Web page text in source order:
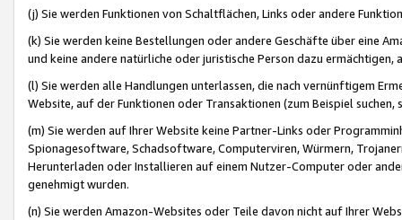
(j) Sie werden Funktionen von Schaltflächen, Links oder andere
(k) Sie werden keine Bestellungen oder andere Geschäfte über eine
und keine andere natürliche oder juristische Person dazu
(l) Sie werden alle Handlungen unterlassen, die nach vernünftigem
Website, auf der Funktionen oder Transaktionen (zum Beispiel
(m) Sie werden auf Ihrer Website keine Partner-Links oder
Spionagesoftware, Schadsoftware, Computerviren, Würmern,
Herunterladen oder Installieren auf einem Nutzer-Computer oder
genehmigt wurden.
(n) Sie werden Amazon-Websites oder Teile davon nicht auf Ihrer